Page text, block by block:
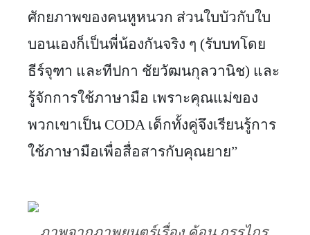
ศักยภาพของคนหูหนวก ส่วนใบบัวกับใบ
บอนเองก็เป็นพี่น้องกันจริง ๆ (รับบทโดย
ธีร์จุฑา และทีปกา ชัยวัฒนกุลวานิช) และ
รู้จักการใช้ภาษามือ เพราะคุณแม่ของ
พวกเขาเป็น CODA เด็กทั้งคู่จึงเรียนรู้การ
ใช้ภาษามือเพื่อสื่อสารกับคุณยาย”